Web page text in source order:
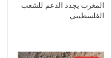
المغرب يجدد الدعم للشعب
الفلسطيني